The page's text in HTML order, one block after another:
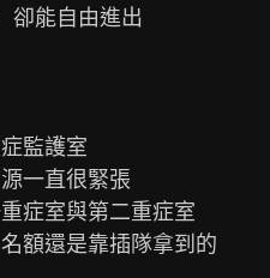
卻能自由進出
監護室
一直很緊張
症室與第二重症室
額還是靠插隊拿到的